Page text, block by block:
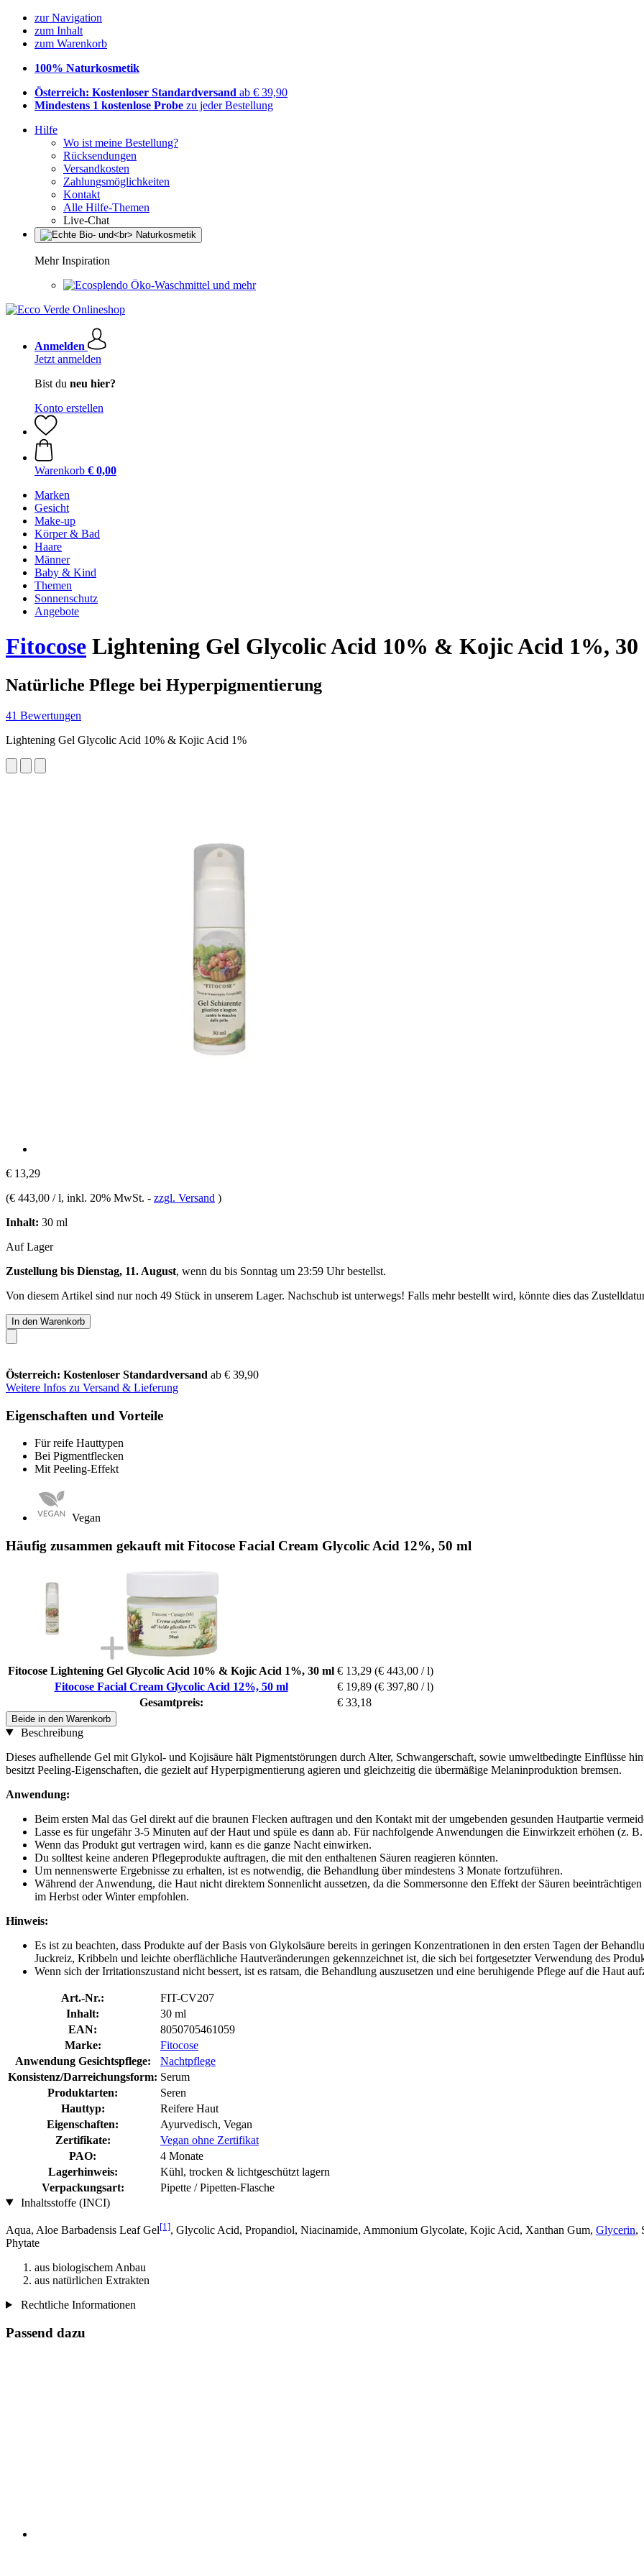
zur Navigation
zum Inhalt
zum Warenkorb
100% Naturkosmetik
Österreich: Kostenloser Standardversand ab € 39,90
Mindestens 1 kostenlose Probe zu jeder Bestellung
Hilfe
Wo ist meine Bestellung?
Rücksendungen
Versandkosten
Zahlungsmöglichkeiten
Kontakt
Alle Hilfe-Themen
Live-Chat
Mehr Inspiration
Öko-Waschmittel und mehr
Anmelden
Jetzt anmelden
Bist du neu hier?
Konto erstellen
Warenkorb € 0,00
Marken
Gesicht
Make-up
Körper & Bad
Haare
Männer
Baby & Kind
Themen
Sonnenschutz
Angebote
Fitocose Lightening Gel Glycolic Acid 10% & Kojic Acid 1%,
Natürliche Pflege bei Hyperpigmentierung
41 Bewertungen
Lightening Gel Glycolic Acid 10% & Kojic Acid 1%
€ 13,29
(€ 443,00 / l, inkl. 20% MwSt. - zzgl. Versand )
Inhalt: 30 ml
Auf Lager
Zustellung bis Dienstag, 11. August, wenn du bis Sonntag um 23:59 Uhrbestellst.
Von diesem Artikel sind nur noch 49 Stück in unserem Lager. Nachschub ist unterwegs! Falls mehr bestellt wird, könnte dies das
In den Warenkorb
Österreich: Kostenloser Standardversand ab € 39,90
Weitere Infos zu Versand & Lieferung
Eigenschaften und Vorteile
Für reife Hauttypen
Bei Pigmentflecken
Mit Peeling-Effekt
Vegan
Häufig zusammen gekauft mit Fitocose Facial Cream Glycolic Acid 12%, 50 ml
Fitocose Lightening Gel Glycolic Acid 10% & Kojic Acid 1%, 30 ml € 13,29 (€ 443,00 / l)
Fitocose Facial Cream Glycolic Acid 12%, 50 ml
€ 19,89 (€ 397,80 / l)
Gesamtpreis:
€ 33,18
Beide in den Warenkorb
Beschreibung
Dieses aufhellende Gel mit Glykol- und Kojisäure hält Pigmentstörungen durch Alter, Schwangerschaft, sowie umweltbedingte Einflüsse
besitzt Peeling-Eigenschaften, die gezielt auf Hyperpigmentierung agieren und gleichzeitig die übermäßige Melaninproduktion bremsen.
Anwendung:
Beim ersten Mal das Gel direkt auf die braunen Flecken auftragen und den Kontakt mit der umgebenden gesunden Hautpartie
Lasse es für ungefähr 3-5 Minuten auf der Haut und spüle es dann ab. Für nachfolgende Anwendungen die Einwirkzeit erhöhen (z.
Wenn das Produkt gut vertragen wird, kann es die ganze Nacht einwirken.
Du solltest keine anderen Pflegeprodukte auftragen, die mit den enthaltenen Säuren reagieren könnten.
Um nennenswerte Ergebnisse zu erhalten, ist es notwendig, die Behandlung über mindestens 3 Monate fortzuführen.
Während der Anwendung, die Haut nicht direktem Sonnenlicht aussetzen, da die Sommersonne den Effekt der Säuren
im Herbst oder Winter empfohlen.
Hinweis:
Es ist zu beachten, dass Produkte auf der Basis von Glykolsäure bereits in geringen Konzentrationen in den ersten Tagen der
Juckreiz, Kribbeln und leichte oberflächliche Hautveränderungen gekennzeichnet ist, die sich bei fortgesetzter Verwendung des
Wenn sich der Irritationszustand nicht bessert, ist es ratsam, die Behandlung auszusetzen und eine beruhigende Pflege auf die Haut
Art.-Nr.:
FIT-CV207
Inhalt:
30 ml
EAN:
8050705461059
Marke:
Fitocose
Anwendung Gesichtspflege:
Nachtpflege
Konsistenz/Darreichungsform: Serum
Produktarten:
Seren
Hauttyp:
Reifere Haut
Eigenschaften:
Ayurvedisch, Vegan
Zertifikate:
Vegan ohne Zertifikat
PAO:
4 Monate
Lagerhinweis:
Kühl, trocken & lichtgeschützt lagern
Verpackungsart:
Pipette / Pipetten-Flasche
Inhaltsstoffe (INCI)
Aqua, Aloe Barbadensis Leaf Gel[1], Glycolic Acid, Propandiol, Niacinamide, Ammonium Glycolate, Kojic Acid, Xanthan Gum, Glycerin,
Phytate
aus biologischem Anbau
aus natürlichen Extrakten
Rechtliche Informationen
Passend dazu